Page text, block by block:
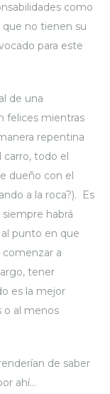
como
que no tienen su
para este
de una
felices mientras
repentina
carro, todo el
dueño con el
a la roca?). Es
habrá
punto en que
comenzar a
tener
es la mejor
o al menos
de saber
ahí…